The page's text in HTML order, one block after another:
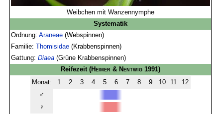
Weibchen mit Wanzennymphe
Systematik
Ordnung:Araneae (Webspinnen)
Familie:Thomisidae (Krabbenspinnen)
Gattung:Diaea (Grüne Krabbenspinnen)
Reifezeit(Heimer & Nentwig 1991)
Monat:
1 2 3 4 5 6 7 8 9 10 11
12
♂
♀